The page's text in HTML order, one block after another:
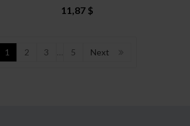
11,87 $
1 2 3 5 Next